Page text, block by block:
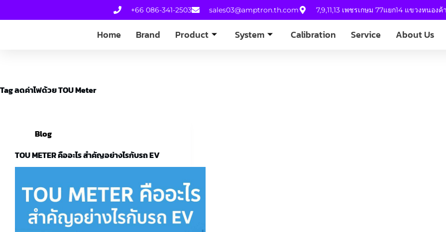
+66 086-341-2503 sales03@amptron.th.com 7,9,11,13 เพชรเกษม 77แยก14 แขวงหนอ
Home Brand Product System Calibration Service About Us
Tagลดค่าไฟด้วย TOU Meter
Blog
TOU METER คืออะไร สำคัญอย่างไรกับรถ EV